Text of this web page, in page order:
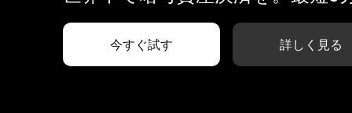
今すぐ試す 詳しく見る